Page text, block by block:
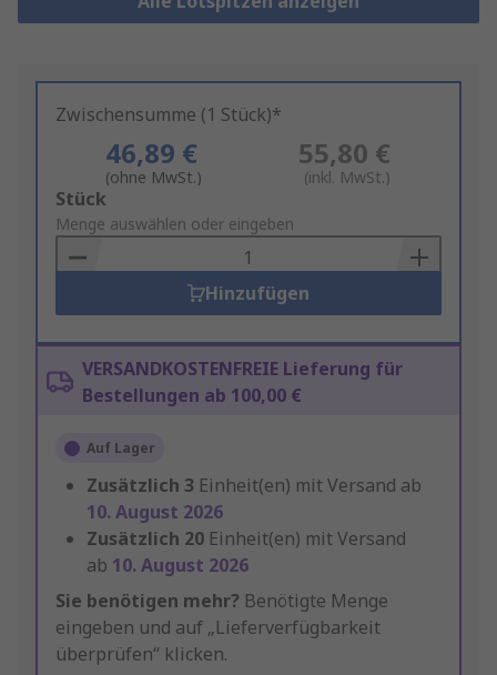
Zwischensumme (1 Stück)*
46,89 €
(ohne MwSt.)
55,80 €
(inkl. MwSt.)
Add
to
Basket
Stück
Menge auswählen oder eingeben
Hinzufügen
VERSANDKOSTENFREIE Lieferung für
Bestellungen ab 100,00 €
Auf Lager
Zusätzlich 3 Einheit(en) mit Versand ab
10. August 2026
Zusätzlich 20 Einheit(en) mit Versand
ab 10. August 2026
Sie benötigen mehr? Benötigte Menge
eingeben und auf „Lieferverfügbarkeit
überprüfen“ klicken.